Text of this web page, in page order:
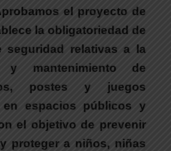
el proyecto de
la obligatoriedad de
seguridad relativas a la
y mantenimiento de
postes y juegos
en espacios públicos y
el objetivo de prevenir
proteger a niños, niñas